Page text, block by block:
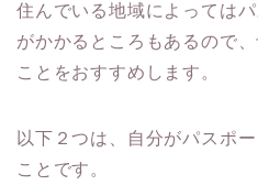
住んでいる地域によっては
がかかるところもあるので
ことをおすすめします。
以下２つは、自分がパスポ
ことです。